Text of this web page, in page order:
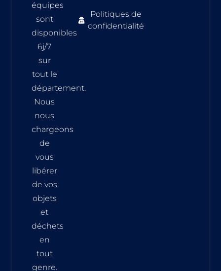
équipes
sont
disponibles
6j/7
sur
tout le
département.
Nous
nous
chargeons
de
vous
libérer
de vos
objets
et
déchets
en
tout
genre.
Politiques de
confidentialité